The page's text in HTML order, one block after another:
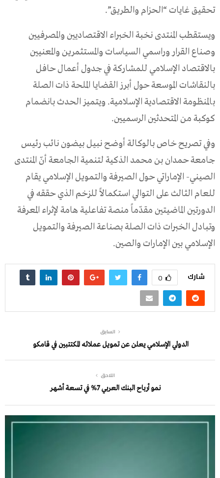
تحقيق غايات “الحزام والطريق”.
ويستقطب المنتدى نخبة الخبراء الاقتصاديين والمصرفيين
وصناع القرار وراسمي السياسات والمستثمرين والمعنيين
بالاقتصاد الإسلامي للمشاركة في جدول أعمال حافل
بالنقاشات الموسعة حول أبرز القضايا الملحة ذات الصلة
بالمنظومة الاقتصادية الإسلامية. ويتميز الحدث بانضمام
كوكبة من المتحدثين الرسميين.
وفي تصريح خاص بالوكالة أوضح نبيل بيضون نائب رئيس
جامعة حمدان بن محمد الذكية لتنمية الجامعة أنّ المنتدى
الصيني- الإماراتي حول الصيرفة والتمويل الإسلامي يقام
للعام الثالث على التوالي استكمالاً للزخم الذي حققه في
الدورتين الماضيتين مقدّماً منصة تفاعلية هامة لإثراء المعرفة
وتبادل الخبرات ذات الصلة بصناعة الصيرفة والتمويل
الإسلامي بين الإمارات والصين.
شارك 0
السابق
الدولي الإسلامي يعلن عن تمويل عملائه المكتتبين في قامكو
اللاحق
نمو أرباح البنك العربي 7% في تسعة أشهر